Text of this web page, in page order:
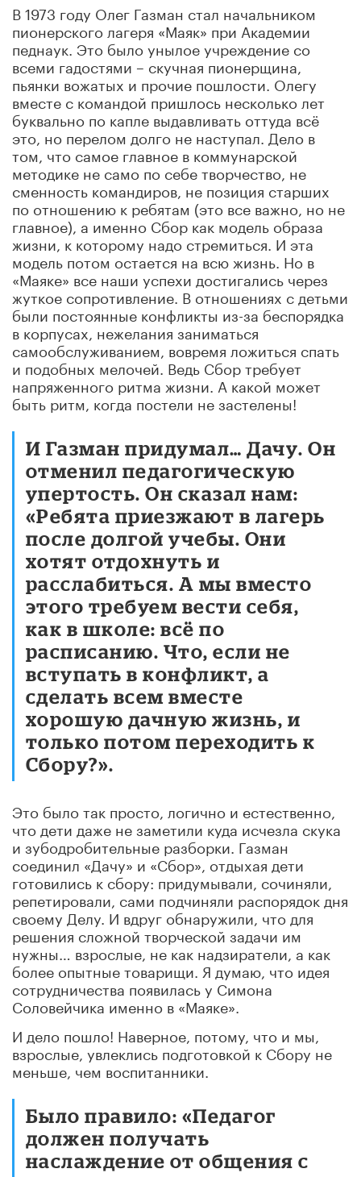
В 1973 году Олег Газман стал начальником
пионерского лагеря «Маяк» при Академии
педнаук. Это было унылое учреждение со
всеми гадостями – скучная пионерщина,
пьянки вожатых и прочие пошлости. Олегу
вместе с командой пришлось несколько лет
буквально по капле выдавливать оттуда всё
это, но перелом долго не наступал. Дело в
том, что самое главное в коммунарской
методике не само по себе творчество, не
сменность командиров, не позиция старших
по отношению к ребятам (это все важно, но не
главное), а именно Сбор как модель образа
жизни, к которому надо стремиться. И эта
модель потом остается на всю жизнь. Но в
«Маяке» все наши успехи достигались через
жуткое сопротивление. В отношениях с детьми
были постоянные конфликты из-за беспорядка
в корпусах, нежелания заниматься
самообслуживанием, вовремя ложиться спать
и подобных мелочей. Ведь Сбор требует
напряженного ритма жизни. А какой может
быть ритм, когда постели не застелены!
И Газман придумал… Дачу. Он
отменил педагогическую
упертость. Он сказал нам:
«Ребята приезжают в лагерь
после долгой учебы. Они
хотят отдохнуть и
расслабиться. А мы вместо
этого требуем вести себя,
как в школе: всё по
расписанию. Что, если не
вступать в конфликт, а
сделать всем вместе
хорошую дачную жизнь, и
только потом переходить к
Сбору?».
Это было так просто, логично и естественно,
что дети даже не заметили куда исчезла скука
и зубодробительные разборки. Газман
соединил «Дачу» и «Сбор», отдыхая дети
готовились к сбору: придумывали, сочиняли,
репетировали, сами подчиняли распорядок дня
своему Делу. И вдруг обнаружили, что для
решения сложной творческой задачи им
нужны… взрослые, не как надзиратели, а как
более опытные товарищи. Я думаю, что идея
сотрудничества появилась у Симона
Соловейчика именно в «Маяке».
И дело пошло! Наверное, потому, что и мы,
взрослые, увлеклись подготовкой к Сбору не
меньше, чем воспитанники.
Было правило: «Педагог
должен получать
наслаждение от общения с